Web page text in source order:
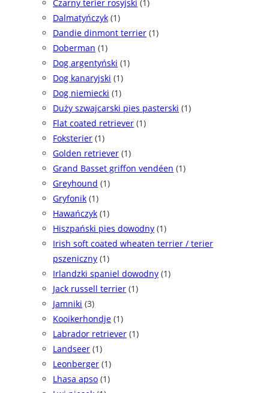
Czarny terier rosyjski (1)
Dalmatyńczyk (1)
Dandie dinmont terrier (1)
Doberman (1)
Dog argentyński (1)
Dog kanaryjski (1)
Dog niemiecki (1)
Duży szwajcarski pies pasterski (1)
Flat coated retriever (1)
Foksterier (1)
Golden retriever (1)
Grand Basset griffon vendéen (1)
Greyhound (1)
Gryfonik (1)
Hawańczyk (1)
Hiszpański pies dowodny (1)
Irish soft coated wheaten terrier / terier
pszeniczny (1)
Irlandzki spaniel dowodny (1)
Jack russell terrier (1)
Jamniki (3)
Kooikerhondje (1)
Labrador retriever (1)
Landseer (1)
Leonberger (1)
Lhasa apso (1)